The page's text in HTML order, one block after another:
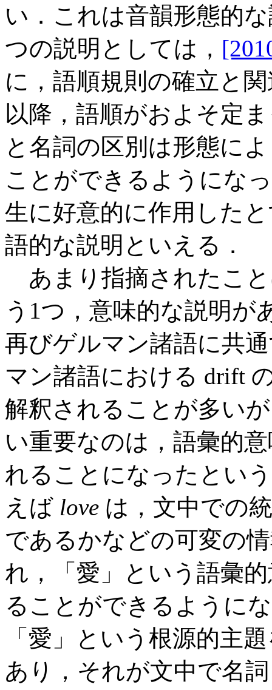
い．これは音韻形態的
つの説明としては，
に，語順規則の確立と
以降，語順がおよそ定
と名詞の区別は形態に
ことができるようにな
生に好意的に作用した
語的な説明といえる．
あまり指摘されたこ
う1つ，意味的な説明が
再びゲルマン諸語に共
マン諸語における drift
解釈されることが多い
い重要なのは，語彙的
れることになったとい
えば love は，文中での
であるかなどの可変の
れ，「愛」という語彙
ることができるように
「愛」という根源的主
あり，それが文中で名